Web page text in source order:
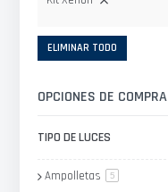
ELIMINAR TODO
OPCIONES DE COMPRA
TIPO DE LUCES
Ampolletas 5artículo